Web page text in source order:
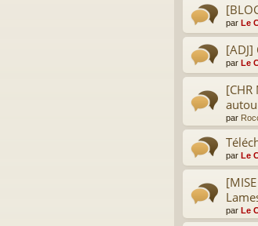
par Le
par Le
par
par Le
par Le